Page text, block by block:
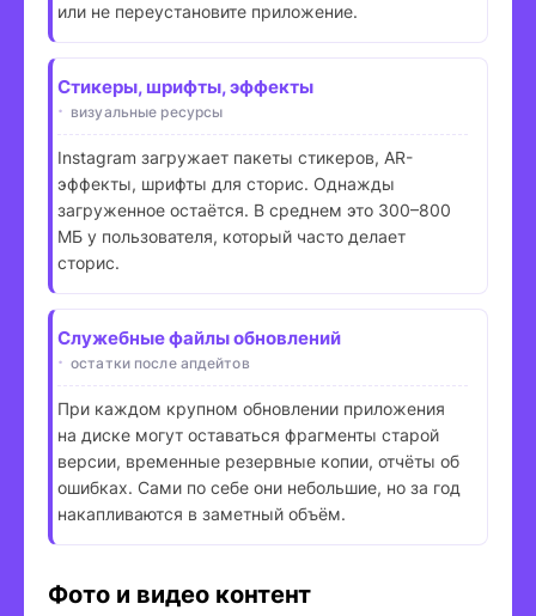
или не переустановите приложение.
Стикеры, шрифты, эффекты
визуальные ресурсы
Instagram загружает пакеты стикеров, AR-
эффекты, шрифты для сторис. Однажды
загруженное остаётся. В среднем это 300–800
МБ у пользователя, который часто делает
сторис.
Служебные файлы обновлений
остатки после апдейтов
При каждом крупном обновлении приложения
на диске могут оставаться фрагменты старой
версии, временные резервные копии, отчёты об
ошибках. Сами по себе они небольшие, но за год
накапливаются в заметный объём.
Фото и видео контент